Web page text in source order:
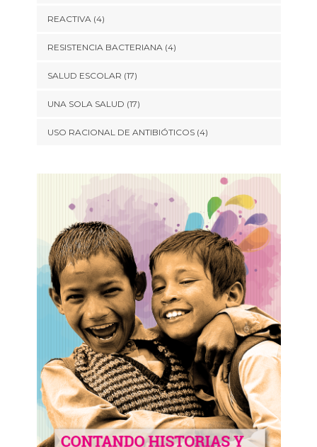
REACTIVA(4)
RESISTENCIA BACTERIANA(4)
SALUD ESCOLAR (17)
UNA SOLA SALUD (17)
USO RACIONAL DE ANTIBIÓTICOS(4)